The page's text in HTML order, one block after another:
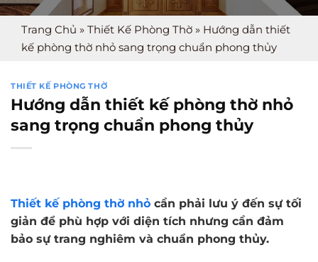
Trang Chủ » Thiết Kế Phòng Thờ » Hướng dẫn thiết
kế phòng thờ nhỏ sang trọng chuẩn phong thủy
THIẾT KẾ PHÒNG THỜ
Hướng dẫn thiết kế phòng thờ nhỏ
sang trọng chuẩn phong thủy
Thiết kế phòng thờ nhỏ cần phải lưu ý đến sự tối
giản để phù hợp với diện tích nhưng cần đảm
bảo sự trang nghiêm và chuẩn phong thủy.